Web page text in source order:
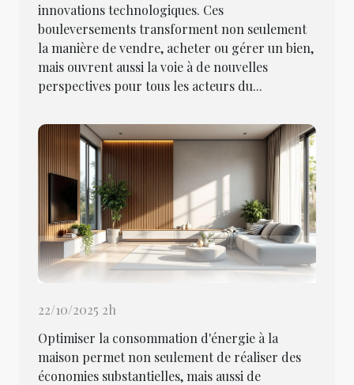
innovations technologiques. Ces
bouleversements transforment non seulement
la manière de vendre, acheter ou gérer un bien,
mais ouvrent aussi la voie à de nouvelles
perspectives pour tous les acteurs du...
22/10/2025 2h
Optimiser la consommation d'énergie à la
maison permet non seulement de réaliser des
économies substantielles, mais aussi de